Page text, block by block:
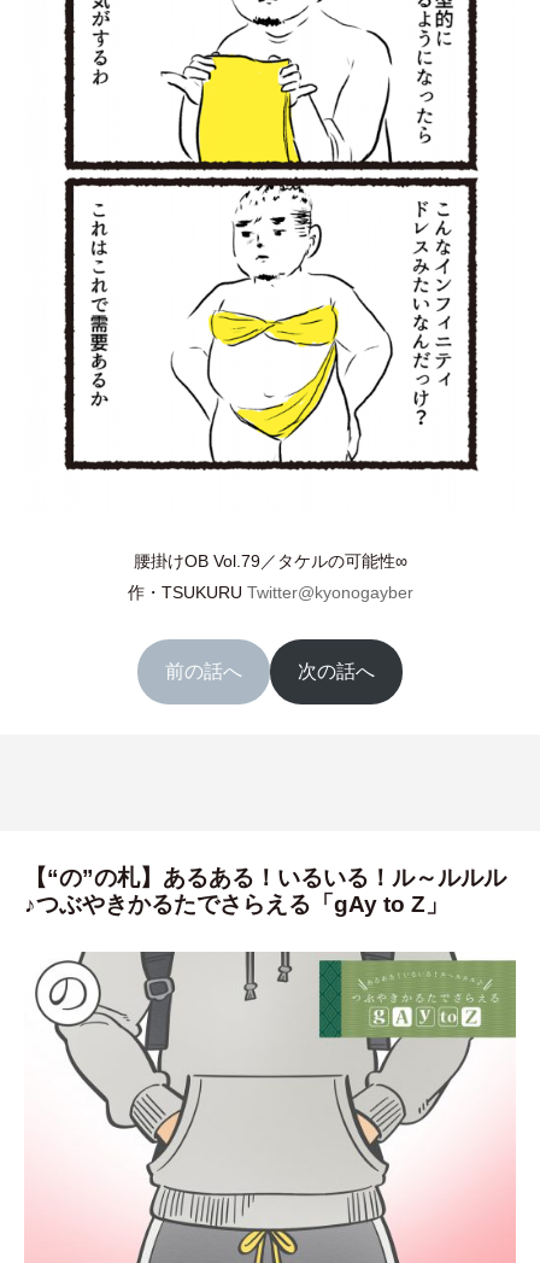
腰掛けOB Vol.79／タケルの可能性∞
作・ TSUKURU Twitter@kyonogayber
前の話へ 次の話へ
【“の”の札】あるある！いるいる！ル～ルルル
♪つぶやきかるたでさらえる「gAy to Z」